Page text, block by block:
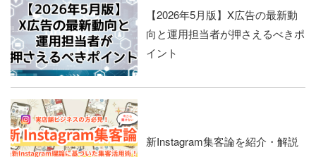
【2026年5月版】X広告の最新動
向と運用担当者が押さえるべきポ
イント
新Instagram集客論を紹介・解説